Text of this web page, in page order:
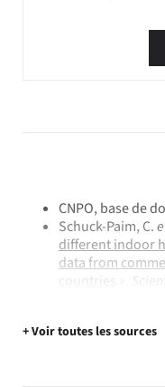
CNPO, base de
Schuck-Paim, C.
different indoor
data from
countries
+ Voir toutes les sources